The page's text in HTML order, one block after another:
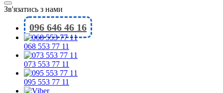
Зв'язатись з нами
096 646 46 16
068 553 77 11
073 553 77 11
095 553 77 11